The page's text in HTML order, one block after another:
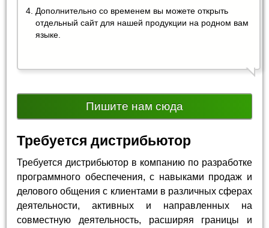
Дополнительно со временем вы можете открыть
отдельный сайт для нашей продукции на родном вам
языке.
Пишите нам сюда
Требуется дистрибьютор
Требуется дистрибьютор в компанию по разработке
программного обеспечения, с навыками продаж и
делового общения с клиентами в различных сферах
деятельности, активных и направленных на
совместную деятельность, расширяя границы и